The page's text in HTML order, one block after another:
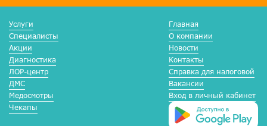
Услуги
Специалисты
Акции
Диагностика
ЛОР-центр
ДМС
Медосмотры
Чекапы
Главная
О компании
Новости
Контакты
Справка для налоговой
Вакансии
Вход в личный кабинет